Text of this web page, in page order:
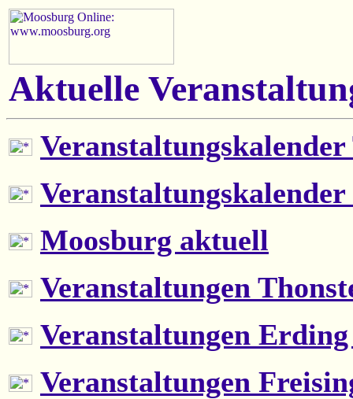
Aktuelle
Moosburg aktuell
Veranstaltungen
Veranstaltungen
Veranstaltungen